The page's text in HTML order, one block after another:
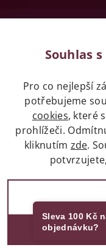
Legislativa
Zákaz prodeje
mladších 18 let.
Naše služby
2017 - 2026 ©
Souhlas
Pro co nejlepší
potřebujeme
cookies, které
prohlížeči.
kliknutím zde.
Sleva 100 Kč
objednávku?